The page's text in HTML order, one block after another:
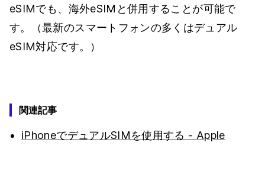
eSIMでも、海外eSIMと併用することが可能で
す。（最新のスマートフォンの多くはデュアル
eSIM対応です。）
関連記事
iPhoneでデュアルSIMを使用する - Apple